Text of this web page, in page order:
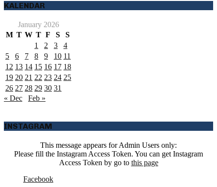
KALENDAR
January 2026
M T W T F S
S
1
2 3
4
5
6 7 8 9 10 11
12 13 14 15 16 17 18
19 20 21 22 23 24 25
26 27 28 29 30 31
« Dec
Feb »
INSTAGRAM
This message appears for Admin Users only:
Please fill the Instagram Access Token. You can get Instagram
Access Token by go to this page
Facebook